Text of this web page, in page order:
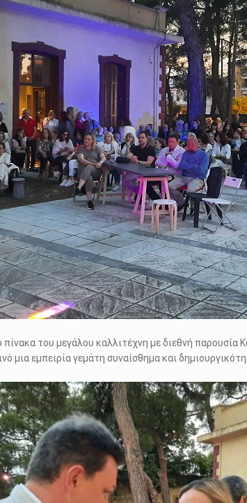
του μεγάλου καλλιτέχνη με διεθνή παρουσία
μια εμπειρία γεμάτη συναίσθημα και